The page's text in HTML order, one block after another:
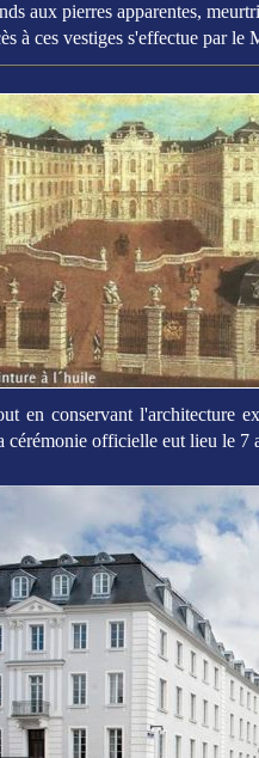
aux pierres apparentes,
à ces vestiges s'effectue par
en conservant l'architecture
cérémonie officielle eut lieu le 7